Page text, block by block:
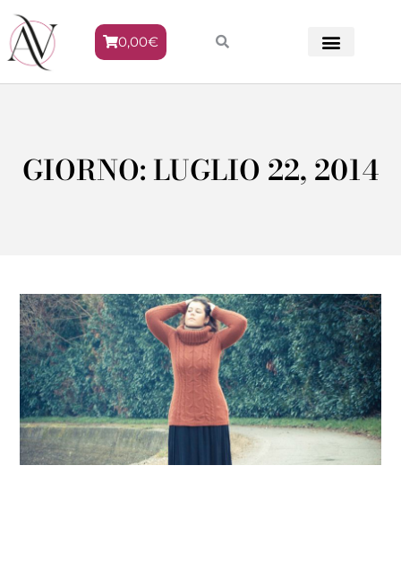
0,00€
GIORNO: LUGLIO 22, 2014